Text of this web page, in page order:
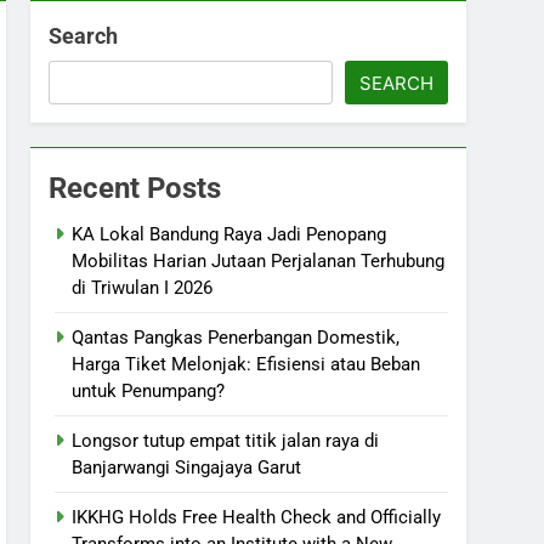
Search
SEARCH
Recent Posts
KA Lokal Bandung Raya Jadi Penopang
Mobilitas Harian Jutaan Perjalanan Terhubung
di Triwulan I 2026
Qantas Pangkas Penerbangan Domestik,
Harga Tiket Melonjak: Efisiensi atau Beban
untuk Penumpang?
Longsor tutup empat titik jalan raya di
Banjarwangi Singajaya Garut
IKKHG Holds Free Health Check and Officially